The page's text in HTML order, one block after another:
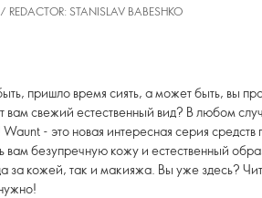
STANISLAV BABESHKO
пришло время сиять, а может быть, вы
вам свежий естественный вид? В любом
Waunt - это новая интересная серия
вам безупречную кожу и естественный
за кожей, так и макияжа. Вы уже здесь?